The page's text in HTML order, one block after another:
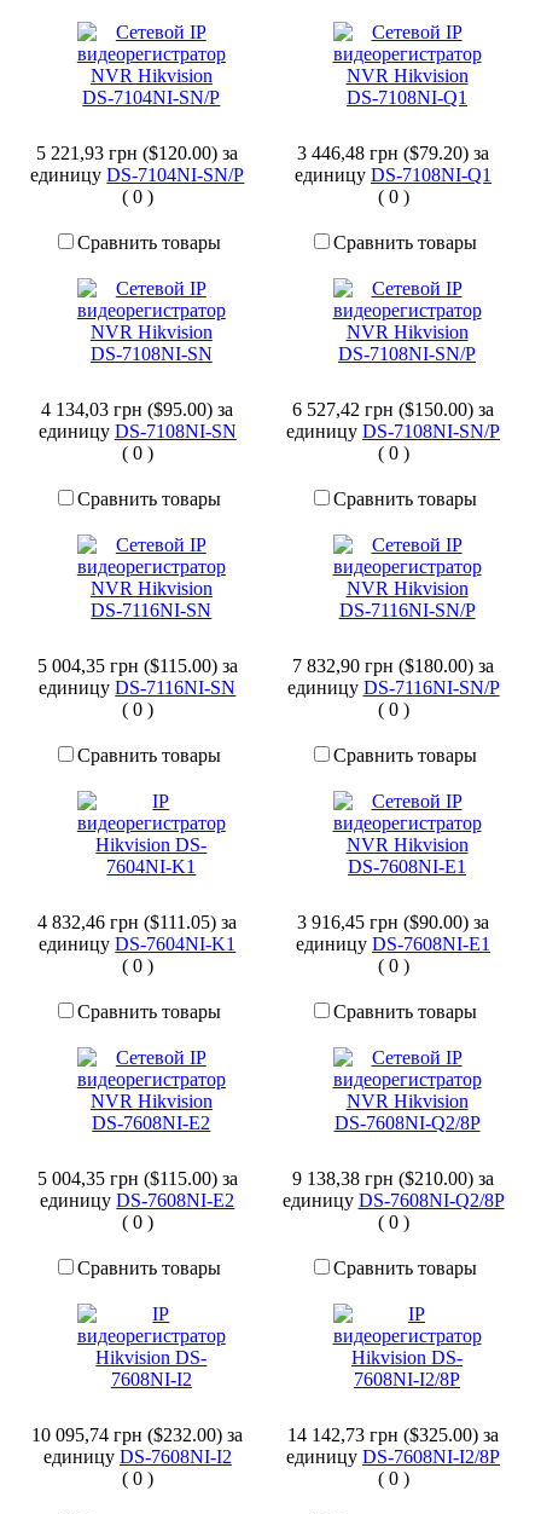
5 221,93 грн ($120.00)за
единицу DS-7104NI-SN/P
(0 )
Сравнить товары
3 446,48 грн ($79.20) за
единицу DS-7108NI-Q1
(0 )
Сравнить товары
4 134,03 грн ($95.00)за
единицу DS-7108NI-SN
(0 )
Сравнить товары
6 527,42 грн ($150.00) за
единицу DS-7108NI-SN/P
(0 )
Сравнить товары
5 004,35 грн ($115.00) за
единицу DS-7116NI-SN
(0 )
Сравнить товары
7 832,90 грн ($180.00) за
единицу DS-7116NI-SN/P
(0 )
Сравнить товары
4 832,46 грн ($111.05)за
единицу DS-7604NI-K1
(0 )
Сравнить товары
3 916,45 грн ($90.00) за
единицу DS-7608NI-E1
(0 )
Сравнить товары
5 004,35 грн ($115.00) за
единицу DS-7608NI-E2
(0 )
Сравнить товары
9 138,38 грн ($210.00) за
единицу DS-7608NI-Q2/8P
(0 )
Сравнить товары
10 095,74 грн ($232.00)за
единицу DS-7608NI-I2
(0 )
14 142,73 грн ($325.00) за
единицу DS-7608NI-I2/8P
(0 )